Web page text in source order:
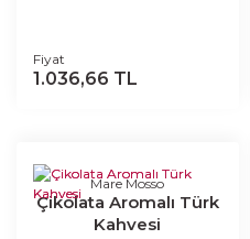
Fiyat
1.036,66 TL
Mare Mosso
Çikolata Aromalı Türk
Kahvesi